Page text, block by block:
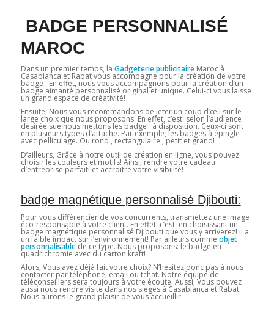
BADGE PERSONNALISÉ
MAROC
Dans un premier temps, la Gadgeterie publicitaireMaroc à
Casablanca et Rabat vous accompagne pour la création de votre
badge . En effet, nous vous accompagnons pour la création d’un
badge aimanté personnalisé original et unique. Celui-ci vous laisse
un grand espace de créativité!
Ensuite, Nous vous recommandons de jeter un coup d’œil sur le
large choix que nous proposons. En effet, c’est selon l’audience
désirée sue nous mettons les badge à disposition. Ceux-ci sont
en plusieurs types d’attache. Par exemple, les badges à épingle
avec pelliculage. Ou rond , rectangulaire , petit et grand!
D’ailleurs, Grâce à notre outil de création en ligne, vous pouvez
choisir les couleurs et motifs! Ainsi, rendre votre cadeau
d’entreprise parfait! et accroitre votre visibilité!
badge magnétique personnalisé Djibouti:
Pour vous différencier de vos concurrents, transmettez une image
éco-responsable à votre client. En effet, c’est en choisissant un
badge magnétique personnalisé Djibouti que vous y arriverez! Il a
un faible impact sur l’environnement! Par ailleurs comme objet
personnalisablede ce type. Nous proposons: le badge en
quadrichromie avec du carton kraft!
Alors, Vous avez déjà fait votre choix? N’hésitez donc pas à nous
contacter par téléphone, email ou tchat. Notre équipe de
téléconseillers sera toujours à votre écoute. Aussi, Vous pouvez
aussi nous rendre visite dans nos sièges à Casablanca et Rabat.
Nous aurons le grand plaisir de vous accueillir.